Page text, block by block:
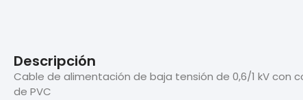
Descripción
Cable de alimentación de baja tensión de 0,6/1 kV con
de PVC